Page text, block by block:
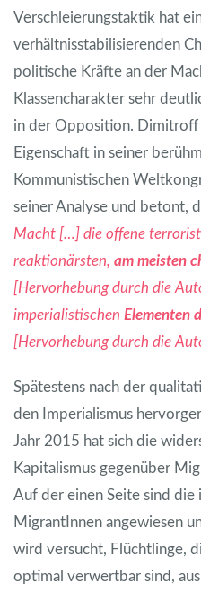
Verschleierungstaktik hat
verhältnisstabilisierenden
politische Kräfte an der
Klassencharakter sehr
in der Opposition.
Eigenschaft in seiner
Kommunistischen
seiner Analyse und betont,
Macht […] die offene
reaktionärsten, am meisten
[Hervorhebung durch die
imperialistischen Elementen
[Hervorhebung durch die
Spätestens nach der
den Imperialismus
Jahr 2015 hat sich die
Kapitalismus gegenüber
Auf der einen Seite sind
MigrantInnen angewiesen
wird versucht, Flüchtlinge,
optimal verwertbar sind,